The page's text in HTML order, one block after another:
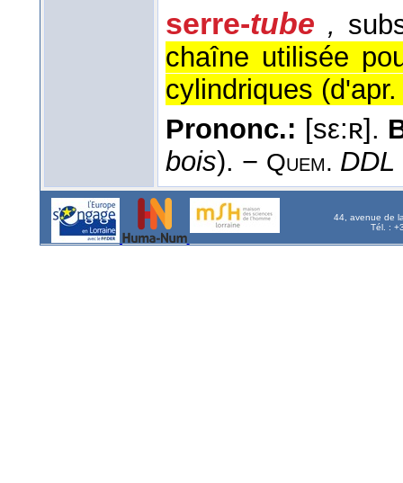
serre-tube ,
chaîne utilisée
cylindriques (
Prononc.: [sε:ʀ].
bois). − Quem. DDL
44, avenue de
Tél. :